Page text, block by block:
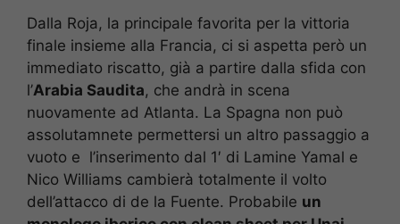
Dalla Roja, la principale favorita per la vittoria
finale insieme alla Francia, ci si aspetta però un
immediato riscatto, già a partire dalla sfida con
l’Arabia Saudita, che andrà in scena
nuovamente ad Atlanta. La Spagna non può
assolutamnete permettersi un altro passaggio a
vuoto e l’inserimento dal 1′ di Lamine Yamal e
Nico Williams cambierà totalmente il volto
dell’attacco di de la Fuente. Probabile un